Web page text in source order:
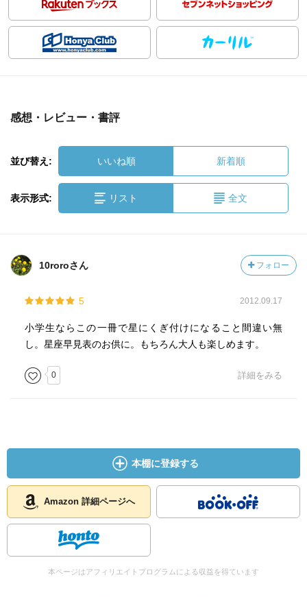
感想・レビュー・書評
並び替え: いいね順 新着順
表示形式: リスト 全文
10roroさん フォロー
5 2012.09.17
小学生ならこの一冊で星にくぎ付けになること間違い無
し。星座早見表のお供に。もちろん大人も楽しめます。
0 詳細をみる
本棚に登録する
Amazon 詳細ページへ
本ページはアフィリエイトプログラムによる収益を得ています